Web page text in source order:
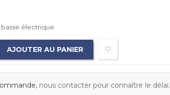
électrique
AJOUTER AU PANIER
nous contacter pour connaître le délai.